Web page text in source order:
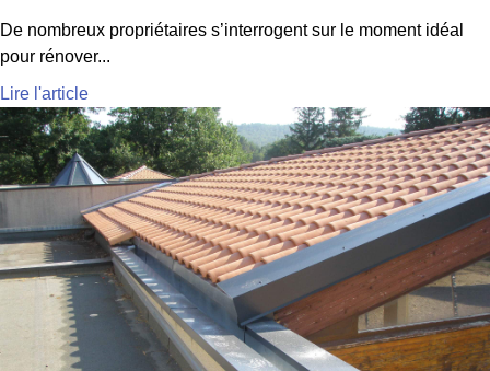
De nombreux propriétaires s’interrogent sur le moment idéal
pour rénover...
Lire l'article